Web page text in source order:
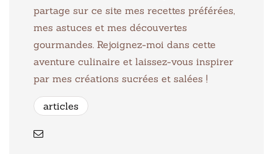
partage sur ce site mes recettes préférées,
mes astuces et mes découvertes
gourmandes. Rejoignez-moi dans cette
aventure culinaire et laissez-vous inspirer
par mes créations sucrées et salées !
articles